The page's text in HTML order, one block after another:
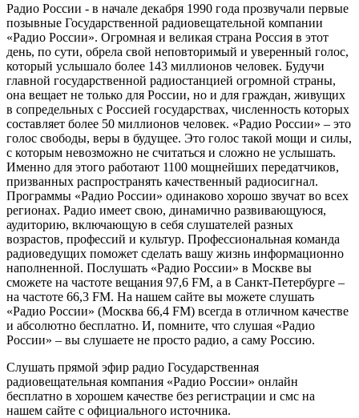
Радио России - в начале декабря 1990 года прозвучали первые
позывные Государственной радиовещательной компании
«Радио России». Огромная и великая страна Россия в этот
день, по сути, обрела свой неповторимый и уверенный голос,
который услышало более 143 миллионов человек. Будучи
главной государственной радиостанцией огромной страны,
она вещает не только для России, но и для граждан, живущих
в сопредельных с Россией государствах, численность которых
составляет более 50 миллионов человек. «Радио России» – это
голос свободы, веры в будущее. Это голос такой мощи и силы,
с которым невозможно не считаться и сложно не услышать.
Именно для этого работают 1100 мощнейших передатчиков,
призванных распространять качественный радиосигнал.
Программы «Радио России» одинаково хорошо звучат во всех
регионах. Радио имеет свою, динамично развивающуюся,
аудиторию, включающую в себя слушателей разных
возрастов, профессий и культур. Профессиональная команда
радиоведущих поможет сделать вашу жизнь информационно
наполненной. Послушать «Радио России» в Москве вы
сможете на частоте вещания 97,6 FM, а в Санкт-Петербурге –
на частоте 66,3 FM. На нашем сайте вы можете слушать
«Радио России» (Москва 66,4 FM) всегда в отличном качестве
и абсолютно бесплатно. И, помните, что слушая «Радио
России» – вы слушаете не просто радио, а саму Россию.
Слушать прямой эфир радио Государственная
радиовещательная компания «Радио России» онлайн
бесплатно в хорошем качестве без регистрации и смс на
нашем сайте с официального источника.